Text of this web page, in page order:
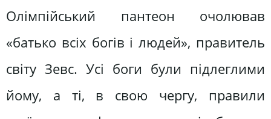
Олімпійський пантеон очолював
«батько всіх богів і людей», правитель
світу Зевс. Усі боги були підлеглими
йому, а ті, в свою чергу, правили